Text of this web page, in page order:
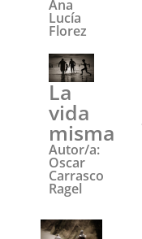
Ana
Lucía
Florez
La
vida
misma
Autor/a:
Oscar
Carrasco
Ragel